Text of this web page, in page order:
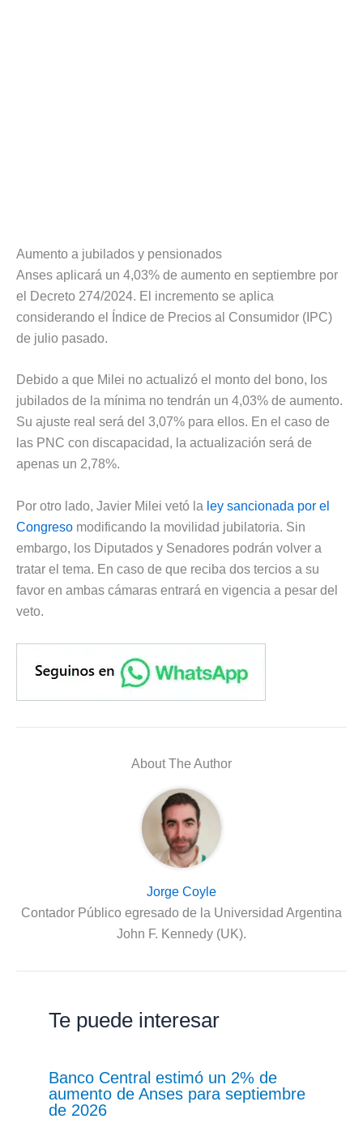
Aumento a jubilados y pensionados
Anses aplicará un 4,03% de aumento en septiembre por
el Decreto 274/2024. El incremento se aplica
considerando el Índice de Precios al Consumidor (IPC)
de julio pasado.
Debido a que Milei no actualizó el monto del bono, los
jubilados de la mínima no tendrán un 4,03% de aumento.
Su ajuste real será del 3,07% para ellos. En el caso de
las PNC con discapacidad, la actualización será de
apenas un 2,78%.
Por otro lado, Javier Milei vetó la ley sancionada por el
Congreso modificando la movilidad jubilatoria. Sin
embargo, los Diputados y Senadores podrán volver a
tratar el tema. En caso de que reciba dos tercios a su
favor en ambas cámaras entrará en vigencia a pesar del
veto.
About The Author
Jorge Coyle
Contador Público egresado de la Universidad Argentina
John F. Kennedy (UK).
Te puede interesar
Banco Central estimó un 2% de
aumento de Anses para septiembre
de 2026